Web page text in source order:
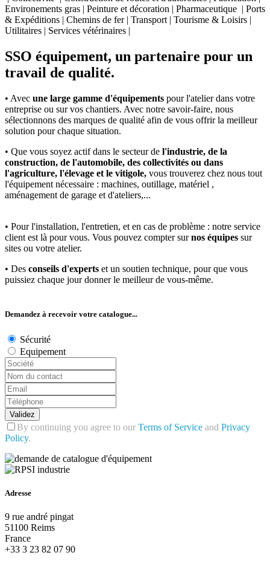
Environements gras | Peinture et décoration | Pharmaceutique | Ports
& Expéditions | Chemins de fer | Transport | Tourisme & Loisirs |
Utilitaires | Services vétérinaires |
SSO équipement, un partenaire pour un
travail de qualité.
• Avec une large gamme d'équipements pour l'atelier dans votre
entreprise ou sur vos chantiers. Avec notre savoir-faire, nous
sélectionnons des marques de qualité afin de vous offrir la meilleur
solution pour chaque situation.
• Que vous soyez actif dans le secteur de l'industrie, de la
construction, de l'automobile, des collectivités ou dans
l'agriculture, l'élevage et le vitigole, vous trouverez chez nous tout
l'équipement nécessaire : machines, outillage, matériel ,
aménagement de garage et d'ateliers,...
• Pour l'installation, l'entretien, et en cas de problème : notre service
client est là pour vous. Vous pouvez compter surnos équipes sur
sites ou votre atelier.
• Des conseils d'experts et un soutien technique, pour que vous
puissiez chaque jour donner le meilleur de vous-même.
Demandez à recevoir votre catalogue...
Sécurité
Equipement
Validez
By continuing you agree to our Terms of Service and Privacy
Policy.
Adresse
9 rue andré pingat
51100 Reims
France
+33 3 23 82 07 90